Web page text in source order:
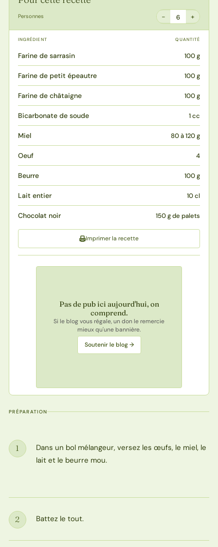
Personnes − 6 +
INGRÉDIENT QUANTITÉ
Farine de sarrasin 100 g
Farine de petit épeautre 100 g
Farine de châtaigne 100 g
Bicarbonate de soude 1 cc
Miel 80 à 120 g
Oeuf 4
Beurre 100 g
Lait entier 10 cl
Chocolat noir 150 g de palets
Imprimer la recette
Pas de pub ici aujourd'hui, on
comprend.
Si le blog vous régale, un don le remercie
mieux qu'une bannière.
Soutenir le blog →
PRÉPARATION
Étape
1
Dans un bol mélangeur, versez les œufs, le miel, le
lait et le beurre mou.
Étape
2 Battez le tout.